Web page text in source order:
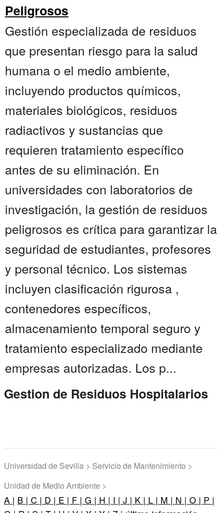
Peligrosos
Gestión especializada de residuos
que presentan riesgo para la salud
humana o el medio ambiente,
incluyendo productos químicos,
materiales biológicos, residuos
radiactivos y sustancias que
requieren tratamiento específico
antes de su eliminación. En
universidades con laboratorios de
investigación, la gestión de residuos
peligrosos es crítica para garantizar la
seguridad de estudiantes, profesores
y personal técnico. Los sistemas
incluyen clasificación rigurosa ,
contenedores específicos,
almacenamiento temporal seguro y
tratamiento especializado mediante
empresas autorizadas. Los p...
Gestion de Residuos Hospitalarios
Universidad de Sevilla > Servicio de Mantenimiento >
Unidad de Medio Ambiente >
A | B | C | D | E | F | G | H | I | J | K | L | M | N | O | P |